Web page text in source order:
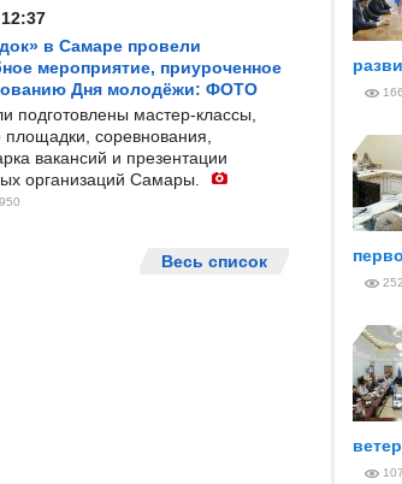
12:37
в Самаре провели
мероприятие, приуроченное
Дня молодёжи: ФОТО
подготовлены мастер-классы,
площадки, соревнования,
вакансий и презентации
организаций Самары.
Весь список
166
252